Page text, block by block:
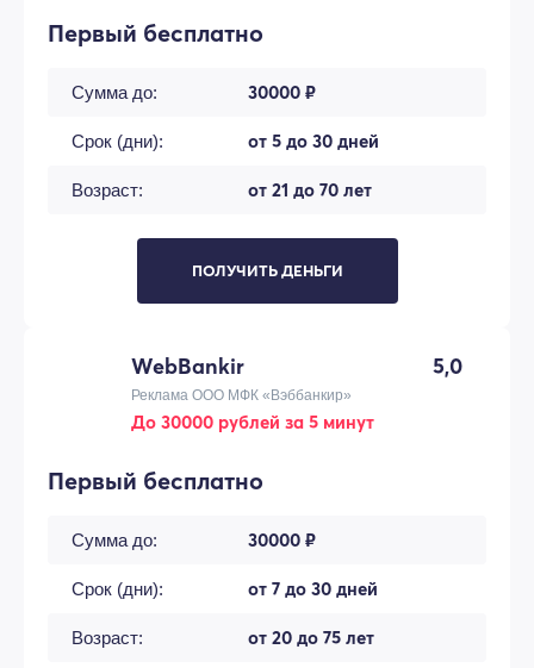
Первый бесплатно
Сумма до: 30000 ₽
Срок (дни): от 5 до 30 дней
Возраст: от 21 до 70 лет
ПОЛУЧИТЬ ДЕНЬГИ
WebBankir 5,0
Реклама ООО МФК «Вэббанкир»
До 30000 рублей за 5 минут
Первый бесплатно
Сумма до: 30000 ₽
Срок (дни): от 7 до 30 дней
Возраст: от 20 до 75 лет